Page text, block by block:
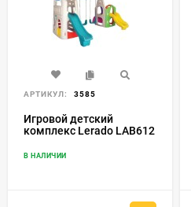
АРТИКУЛ: 3585
Игровой детский
комплекс Lerado LAB612
В НАЛИЧИИ